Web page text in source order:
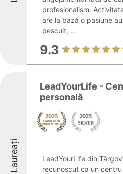
profesionalism.
are la bază o pasiune
pescuit, ...
9.3
Laureați
LeadYourLife -
personală
LeadYourLife din
recunoscut ca un